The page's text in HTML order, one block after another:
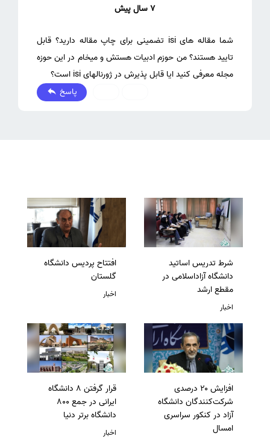
7 سال پیش
شما مقاله های isi تضمینی برای چاپ مقاله دارید؟ قابل
تایید هستند؟ من حوزم ادبیات هستش و میخام در این حوزه
مجله معرفی کنید ایا قابل پذیرش در ژورنالهای isi است؟
پاسخ
شرط تدریس اساتید
دانشگاه آزاداسلامی در
مقطع ارشد
اخبار
افتتاح پردیس دانشگاه
گلستان
اخبار
افزایش ۲۰ درصدی
شرکت‌کنندگان دانشگاه
آزاد در کنکور سراسری
امسال
قرار گرفتن 8 دانشگاه
ایرانی در جمع 800
دانشگاه برتر دنیا
اخبار